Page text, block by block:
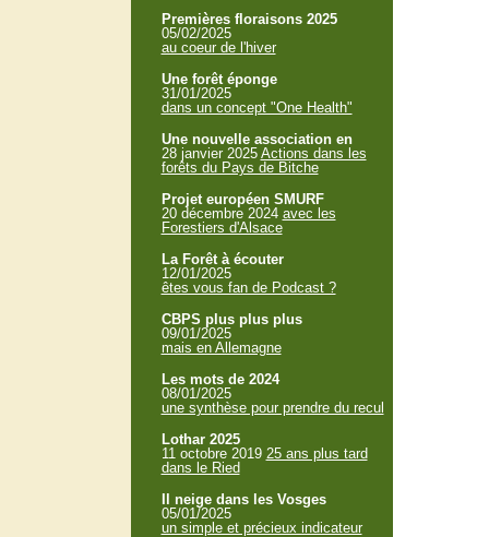
Premières floraisons 2025
05/02/2025
au coeur de l'hiver
Une forêt éponge
31/01/2025
dans un concept "One Health"
Une nouvelle association en
28 janvier 2025 Actions dans les
forêts du Pays de Bitche
Projet européen SMURF
20 décembre 2024 avec les
Forestiers d'Alsace
La Forêt à écouter
12/01/2025
êtes vous fan de Podcast ?
CBPS plus plus plus
09/01/2025
mais en Allemagne
Les mots de 2024
08/01/2025
une synthèse pour prendre du recul
Lothar 2025
11 octobre 2019 25 ans plus tard
dans le Ried
Il neige dans les Vosges
05/01/2025
un simple et précieux indicateur